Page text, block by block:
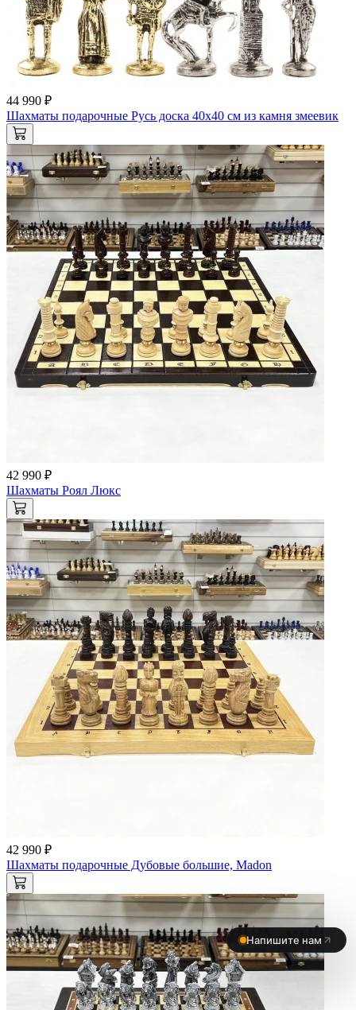
44 990 ₽
Шахматы подарочные Русь доска 40х40 см из камня змеевик
42 990 ₽
Шахматы Роял Люкс
42 990 ₽
Шахматы подарочные Дубовые большие, Madon